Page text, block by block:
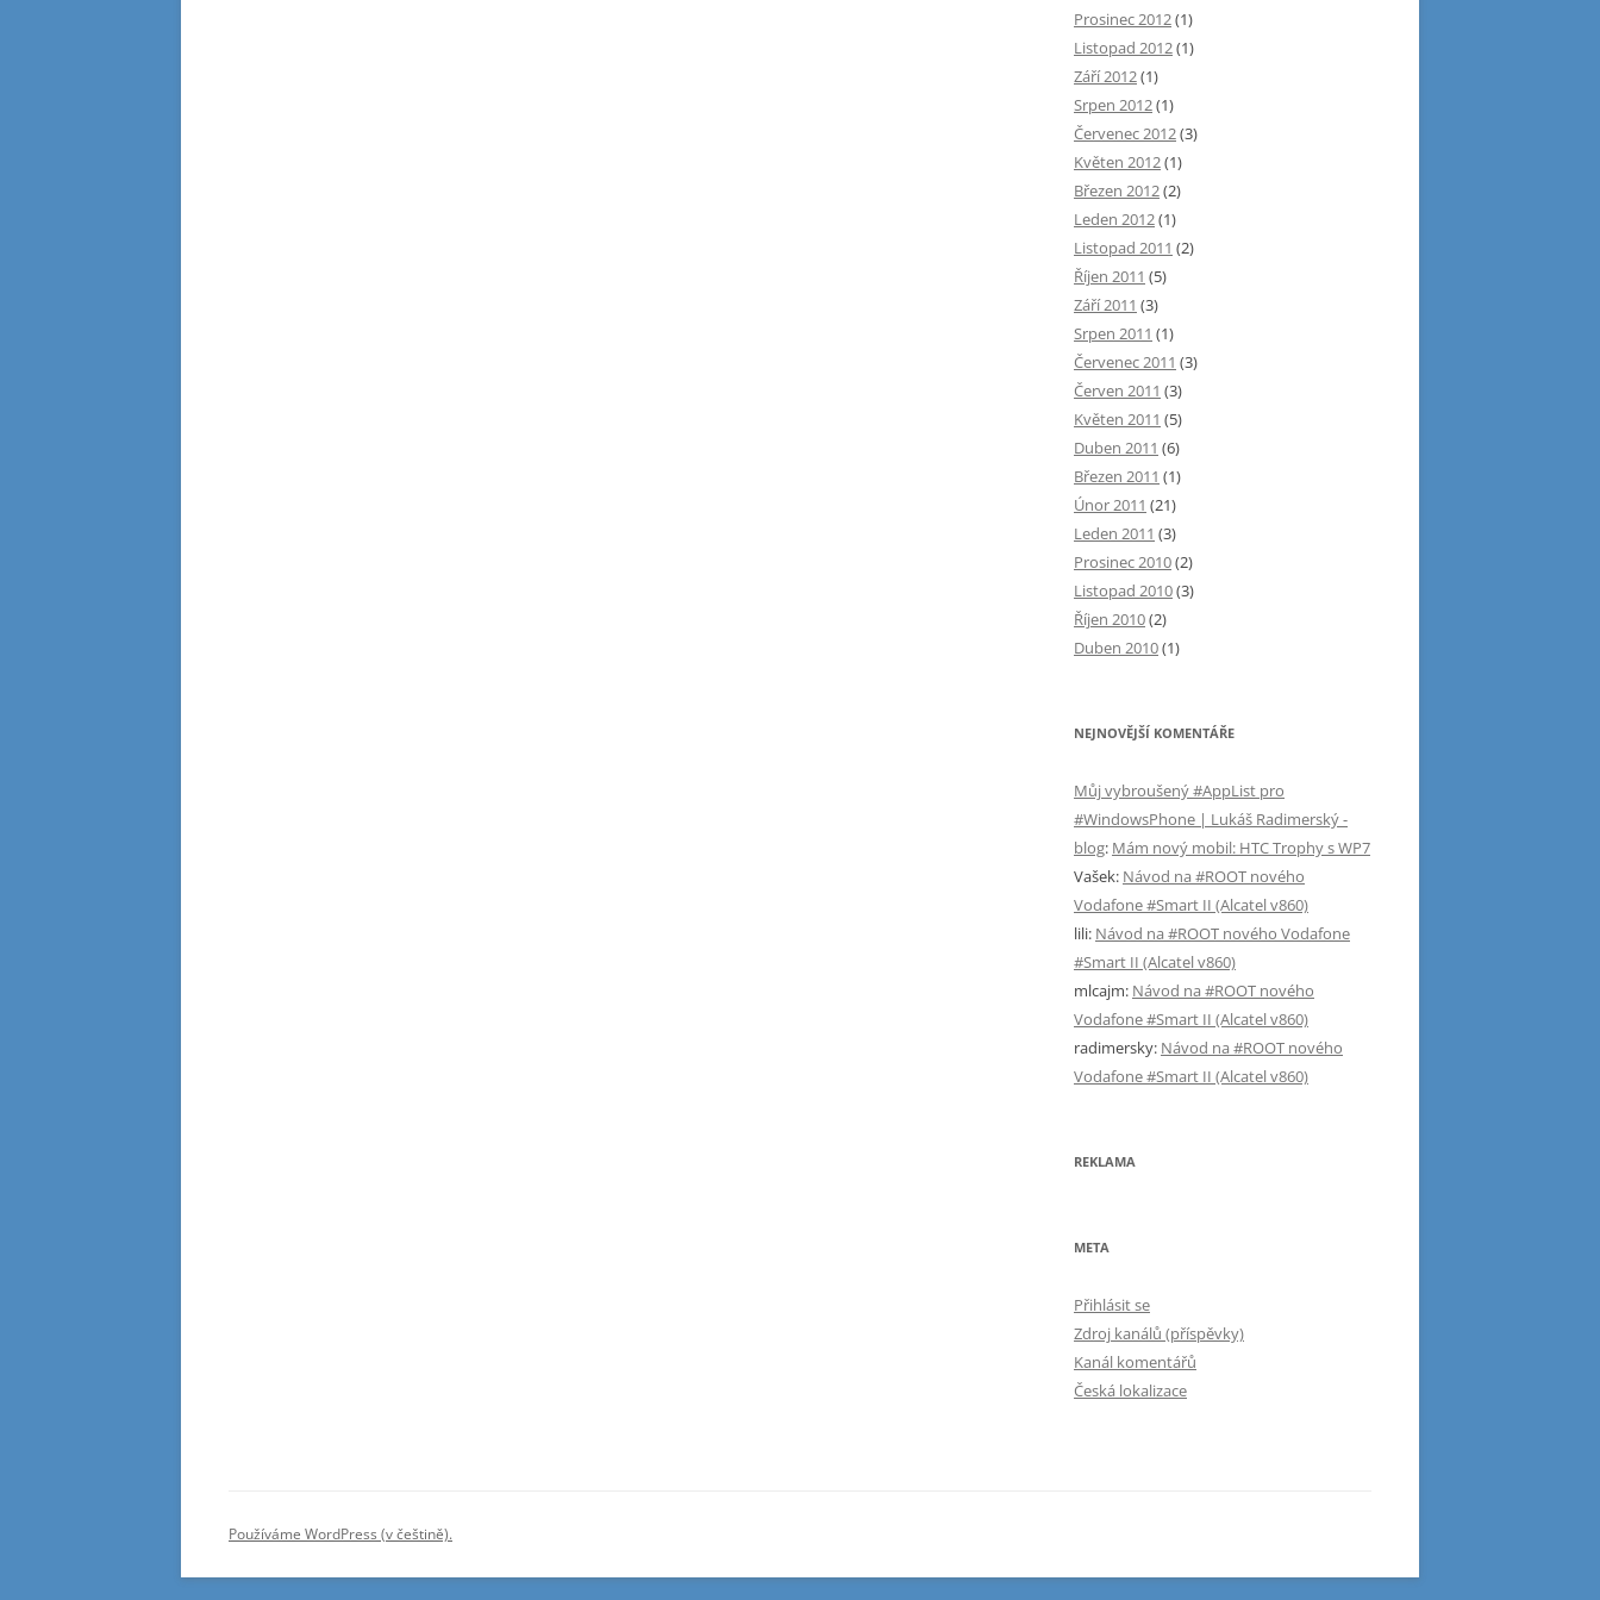
Prosinec 2012(1)
Listopad 2012(1)
Září 2012(1)
Srpen 2012(1)
Červenec 2012(3)
Květen 2012(1)
Březen 2012(2)
Leden 2012(1)
Listopad 2011 (2)
Říjen 2011 (5)
Září 2011 (3)
Srpen 2011 (1)
Červenec 2011 (3)
Červen 2011 (3)
Květen 2011 (5)
Duben 2011 (6)
Březen 2011 (1)
Únor 2011 (21)
Leden 2011 (3)
Prosinec 2010(2)
Listopad 2010(3)
Říjen 2010(2)
Duben 2010(1)
NEJNOVĚJŠÍ KOMENTÁŘE
Můj vybroušený #AppList pro
#WindowsPhone | Lukáš Radimerský -
blog: Mám nový mobil: HTC Trophy s WP7
Vašek: Návod na #ROOT nového
Vodafone #Smart II (Alcatel v860)
lili: Návod na #ROOT nového Vodafone
#Smart II (Alcatel v860)
mlcajm: Návod na #ROOT nového
Vodafone #Smart II (Alcatel v860)
radimersky: Návod na #ROOT nového
Vodafone #Smart II (Alcatel v860)
REKLAMA
META
Přihlásit se
Zdroj kanálů (příspěvky)
Kanál komentářů
Česká lokalizace
Používáme WordPress (v češtině).